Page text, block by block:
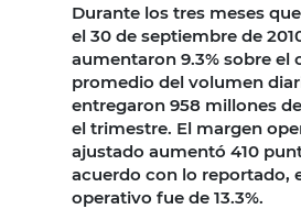
Durante los tres meses
el 30 de septiembre de
aumentaron 9.3% sobre el
promedio del volumen
entregaron 958 millones
el trimestre. El margen
ajustado aumentó 410
acuerdo con lo reportado,
operativo fue de 13.3%.